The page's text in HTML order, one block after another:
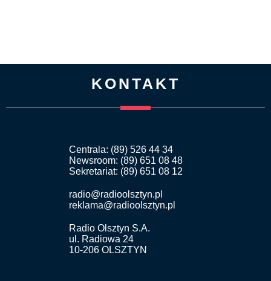
KONTAKT
Centrala: (89) 526 44 34
Newsroom: (89) 651 08 48
Sekretariat: (89) 651 08 12
radio@radioolsztyn.pl
reklama@radioolsztyn.pl
Radio Olsztyn S.A.
ul. Radiowa 24
10-206 OLSZTYN